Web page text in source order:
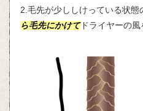
2.毛先が少ししけっている状態
ら毛先にかけてドライヤーの風